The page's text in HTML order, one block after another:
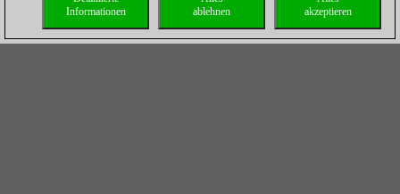
akzeptieren
ablehnen
Informationen